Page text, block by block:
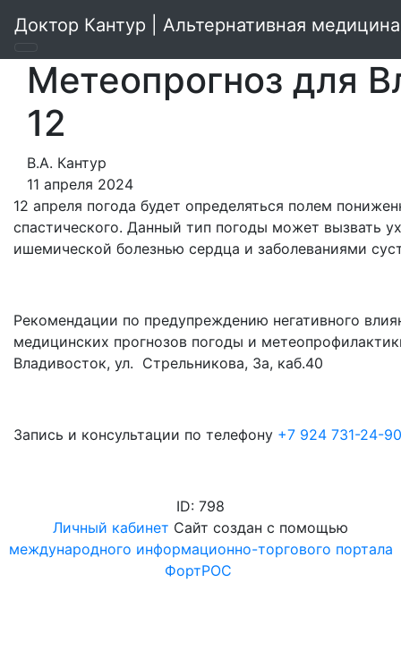
Доктор Кантур | Альтернативная медицина
Метеопрогноз для
12
В.А. Кантур
11 апреля 2024
12 апреля погода будет определяться полем
спастического. Данный тип погоды может вызвать
ишемической болезнью сердца и заболеваниями
Рекомендации по предупреждению негативного
медицинских прогнозов погоды и
Владивосток, ул. Стрельникова, 3а, каб.40
3апись и консультации по телефону +7 924 731-24-90
ID: 798
Личный кабинет Сайт создан с помощью
международного информационно-торгового портала
ФортРОС